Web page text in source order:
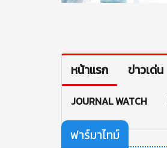
หน้าแรก ข่าวเด่น
JOURNAL WATCH
ฟาร์มาไทม์